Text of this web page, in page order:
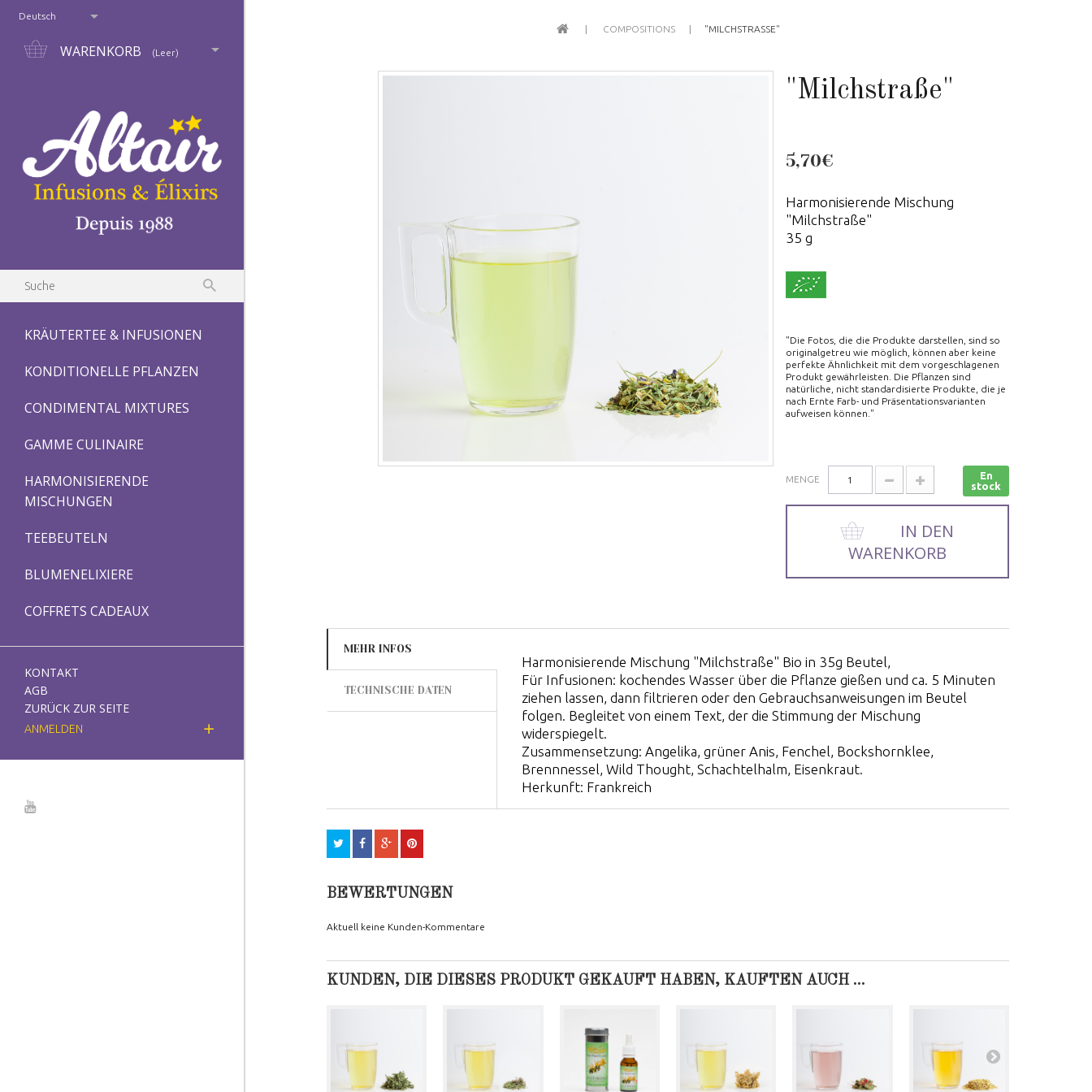
Deutsch
WARENKORB (Leer)
KRÄUTERTEE & INFUSIONEN
KONDITIONELLE PFLANZEN
CONDIMENTAL MIXTURES
GAMME CULINAIRE
HARMONISIERENDE
MISCHUNGEN
TEEBEUTELN
BLUMENELIXIERE
COFFRETS CADEAUX
KONTAKT
AGB
ZURÜCK ZUR SEITE
ANMELDEN
COMPOSITIONS "MILCHSTRASSE"
"Milchstraße"
5,70€
Harmonisierende Mischung
"Milchstraße"
35 g
"Die Fotos, die die Produkte darstellen, sind so
originalgetreu wie möglich, können aber keine
perfekte Ähnlichkeit mit dem vorgeschlagenen
Produkt gewährleisten. Die Pflanzen sind
natürliche, nicht standardisierte Produkte, die je
nach Ernte Farb- und Präsentationsvarianten
aufweisen können."
MENGE
En
stock
IN DEN
WARENKORB
MEHR INFOS
TECHNISCHE DATEN
Harmonisierende Mischung "Milchstraße" Bio in 35g Beutel,
Für Infusionen: kochendes Wasser über die Pflanze gießen und ca. 5 Minuten
ziehen lassen, dann filtrieren oder den Gebrauchsanweisungen im Beutel
folgen. Begleitet von einem Text, der die Stimmung der Mischung
widerspiegelt.
Zusammensetzung: Angelika, grüner Anis, Fenchel, Bockshornklee,
Brennnessel, Wild Thought, Schachtelhalm, Eisenkraut.
Herkunft: Frankreich
BEWERTUNGEN
Aktuell keine Kunden-Kommentare
KUNDEN, DIE DIESES PRODUKT GEKAUFT HABEN, KAUFTEN AUCH ...